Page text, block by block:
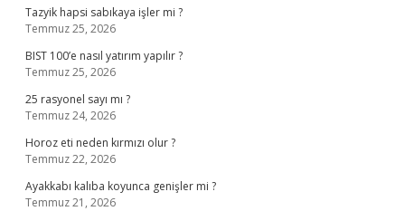
Tazyik hapsi sabıkaya işler mi ?
Temmuz 25, 2026
BIST 100’e nasıl yatırım yapılır ?
Temmuz 25, 2026
25 rasyonel sayı mı ?
Temmuz 24, 2026
Horoz eti neden kırmızı olur ?
Temmuz 22, 2026
Ayakkabı kalıba koyunca genişler mi ?
Temmuz 21, 2026